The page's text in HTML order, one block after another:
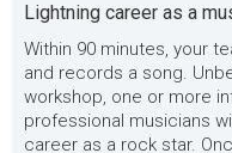
Lightning career as a
Within 90 minutes, your
and records a song.
workshop, one or more
professional musicians
career as a rock star.